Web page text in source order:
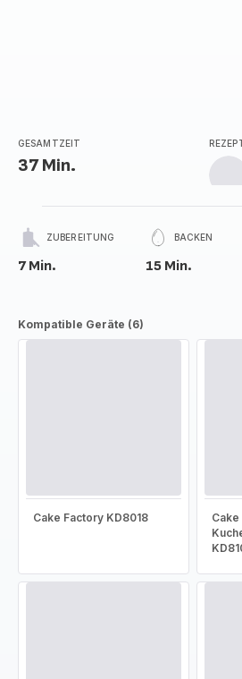
GESAMTZEIT
37 Min.
ZUBEREITUNG
7 Min.
BACKEN
15 Min.
Kompatible Geräte (6)
Cake Factory KD8018